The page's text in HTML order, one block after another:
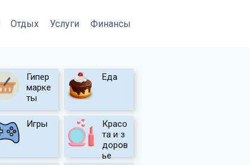
Отдых Услуги Финансы
Гипер
марке
ты
Еда
Игры
Красо
та и з
доров
ье